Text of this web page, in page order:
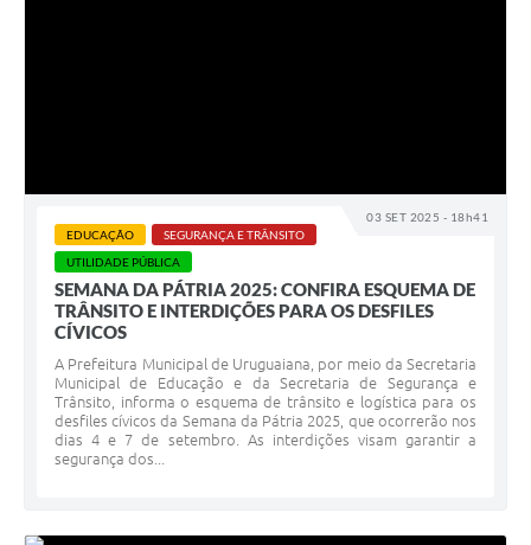
03 SET 2025 - 18h41
EDUCAÇÃO
SEGURANÇA E TRÂNSITO
UTILIDADE PÚBLICA
SEMANA DA PÁTRIA 2025: CONFIRA ESQUEMA DE
TRÂNSITO E INTERDIÇÕES PARA OS DESFILES
CÍVICOS
A Prefeitura Municipal de Uruguaiana, por meio da Secretaria
Municipal de Educação e da Secretaria de Segurança e
Trânsito, informa o esquema de trânsito e logística para os
desfiles cívicos da Semana da Pátria 2025, que ocorrerão nos
dias 4 e 7 de setembro. As interdições visam garantir a
segurança dos...